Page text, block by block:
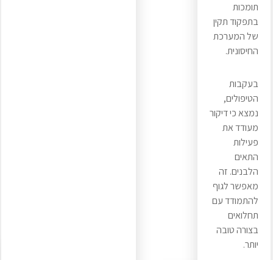
תומכות
בתפקוד תקין
של המערכת
החיסונית.
בעקבות
הטיפולים,
נמצא כי דיקור
מעודד את
פעילות
התאים
הלבנים. זה
מאפשר לגוף
להתמודד עם
תחלואים
בצורה טובה
יותר.